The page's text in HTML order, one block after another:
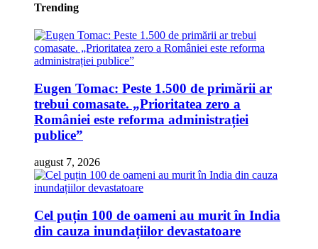
Trending
Eugen Tomac: Peste 1.500 de primării ar
trebui comasate. „Prioritatea zero a
României este reforma administrației
publice”
august 7, 2026
Cel puțin 100 de oameni au murit în India
din cauza inundațiilor devastatoare